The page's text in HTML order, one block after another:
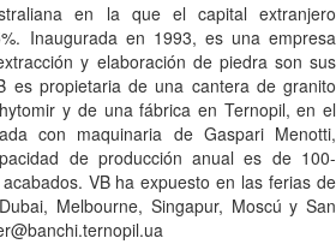
en la que el capital extranjero
Inaugurada en 1993, es una empresa
y elaboración de piedra son sus
es propietaria de una cantera de granito
y de una fábrica en Ternopil, en el
con maquinaria de Gaspari Menotti,
de producción anual es de 100-
VB ha expuesto en las ferias de
Melbourne, Singapur, Moscú y San